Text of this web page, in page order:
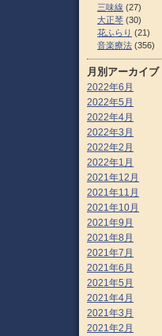
三味線 (27)
大正琴 (30)
花ふらり (21)
音楽療法 (356)
月別アーカイブ
2022年6月
2022年5月
2022年4月
2022年3月
2022年2月
2022年1月
2021年12月
2021年11月
2021年10月
2021年9月
2021年8月
2021年7月
2021年6月
2021年5月
2021年4月
2021年3月
2021年2月